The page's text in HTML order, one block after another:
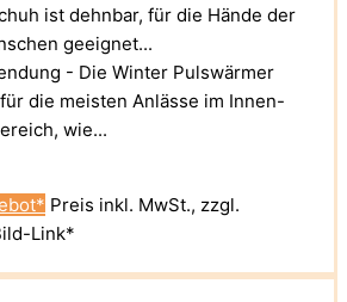
ist dehnbar, für die Hände der
geeignet...
- Die Winter Pulswärmer
die meisten Anlässe im Innen-
wie...
Preis inkl. MwSt., zzgl.
Link*